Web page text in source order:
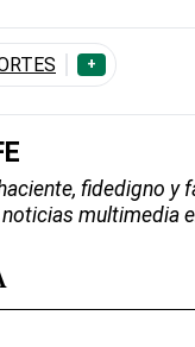
+
fidedigno y
multimedia